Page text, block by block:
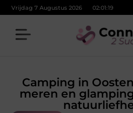
Vrijdag 7 Augustus 2026 02:01:20
Camping in
meren en